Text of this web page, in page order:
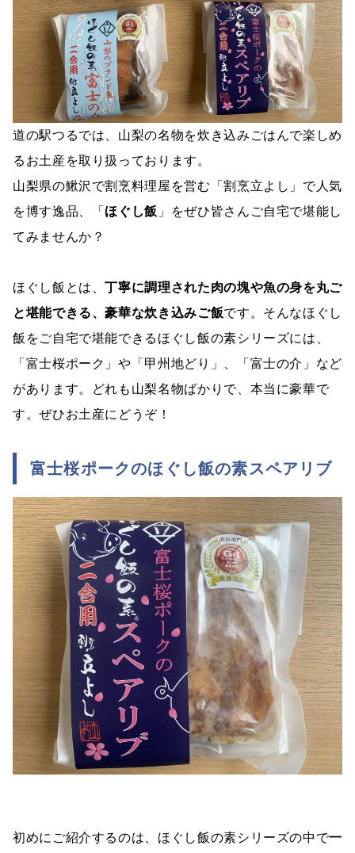
道の駅つるでは、山梨の名物を炊き込みごはんで楽しめ
るお土産を取り扱っております。
山梨県の鰍沢で割烹料理屋を営む「割烹立よし」で人気
を博す逸品、「 ほぐし飯 」をぜひ皆さんご自宅で堪能し
てみませんか？
ほぐし飯とは、丁寧に調理された肉の塊や魚の身を丸ご
と堪能できる、豪華な炊き込みご飯です。そんなほぐし
飯をご自宅で堪能できるほぐし飯の素シリーズには、
「富士桜ポーク」や「甲州地どり」、「富士の介」など
があります。どれも山梨名物ばかりで、本当に豪華で
す。ぜひお土産にどうぞ！
富士桜ポークのほぐし飯の素スペアリブ
初めにご紹介するのは、ほぐし飯の素シリーズの中で一